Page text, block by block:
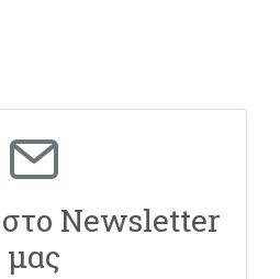
στο Newsletter
μας